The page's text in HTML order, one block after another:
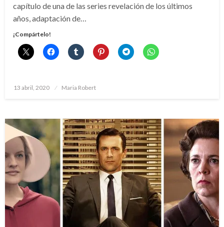
capítulo de una de las series revelación de los últimos
años, adaptación de…
¡Compártelo!
Publicado
13 abril, 2020 Maria Robert